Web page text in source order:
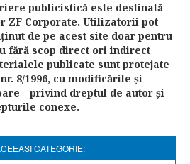
publicistică este destinată
ZF Corporate. Utilizatorii pot
de pe acest site doar pentru
fără scop direct ori indirect
publicate sunt protejate
8/1996, cu modificările şi
- privind dreptul de autor şi
conexe.
CATEGORIE: